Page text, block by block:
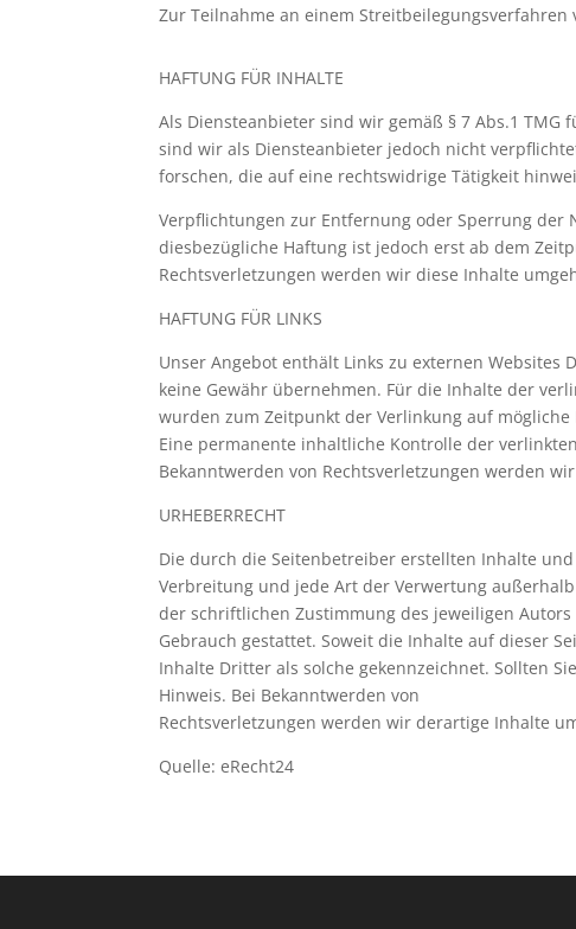
Zur Teilnahme an einem
HAFTUNG FÜR INHALTE
Als Diensteanbieter sind wir gemäß § 7 Abs.1
sind wir als Diensteanbieter jedoch nicht
forschen, die auf eine rechtswidrige Tätigkeit
Verpflichtungen zur Entfernung oder Sperrung
diesbezügliche Haftung ist jedoch erst ab dem
Rechtsverletzungen werden wir diese Inhalte
HAFTUNG FÜR LINKS
Unser Angebot enthält Links zu externen
keine Gewähr übernehmen. Für die Inhalte der
wurden zum Zeitpunkt der Verlinkung auf
Eine permanente inhaltliche Kontrolle der
Bekanntwerden von Rechtsverletzungen werden
URHEBERRECHT
Die durch die Seitenbetreiber erstellten Inhalte
Verbreitung und jede Art der Verwertung
der schriftlichen Zustimmung des jeweiligen
Gebrauch gestattet. Soweit die Inhalte auf dieser
Inhalte Dritter als solche gekennzeichnet. Sollten
Hinweis. Bei Bekanntwerden von
Rechtsverletzungen werden wir derartige Inhalte
Quelle: eRecht24